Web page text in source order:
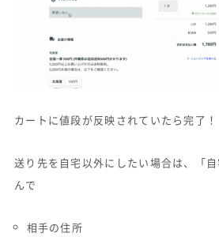
カートに値段が反映されていたら完了！
送り先を自宅以外にしたい場合は、「
んで
相手の住所